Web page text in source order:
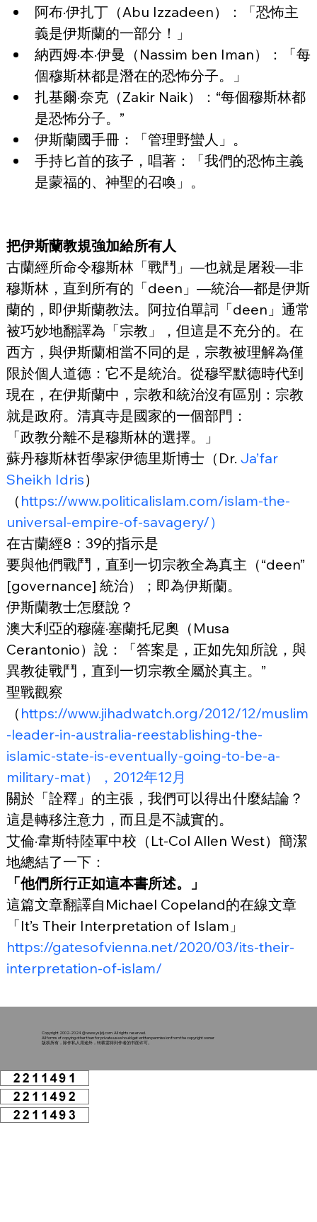
阿布·伊扎丁（Abu Izzadeen）：「恐怖主
義是伊斯蘭的一部分！」
納西姆·本·伊曼（Nassim ben Iman）：「每
個穆斯林都是潛在的恐怖分子。」
扎基爾·奈克（Zakir Naik）：“每個穆斯林都
是恐怖分子。”
伊斯蘭國手冊：「管理野蠻人」。
手持匕首的孩子，唱著：「我們的恐怖主義
是蒙福的、神聖的召喚」。
把伊斯蘭教規強加給所有人
古蘭經所命令穆斯林「戰鬥」—也就是屠殺—非
穆斯林，直到所有的「deen」—統治—都是伊斯
蘭的，即伊斯蘭教法。阿拉伯單詞「deen」通常
被巧妙地翻譯為「宗教」，但這是不充分的。在
西方，與伊斯蘭相當不同的是，宗教被理解為僅
限於個人道德：它不是統治。從穆罕默德時代到
現在，在伊斯蘭中，宗教和統治沒有區別：宗教
就是政府。清真寺是國家的一個部門：
「政教分離不是穆斯林的選擇。」
蘇丹穆斯林哲學家伊德里斯博士（Dr. Ja’far
Sheikh Idris）
（ https://www.politicalislam.com/islam-the-
universal-empire-of-savagery/）
在古蘭經8：39的指示是
要與他們戰鬥，直到一切宗教全為真主（“deen”
[governance] 統治）；即為伊斯蘭。
伊斯蘭教士怎麼說？
澳大利亞的穆薩·塞蘭托尼奧（Musa
Cerantonio）說：「答案是，正如先知所說，與
異教徒戰鬥，直到一切宗教全屬於真主。”
聖戰觀察
（ https://www.jihadwatch.org/2012/12/muslim
-leader-in-australia-reestablishing-the-
islamic-state-is-eventually-going-to-be-a-
military-mat），2012年12月
關於「詮釋」的主張，我們可以得出什麼結論？
這是轉移注意力，而且是不誠實的。
艾倫·韋斯特陸軍中校（Lt-Col Allen West）簡潔
地總結了一下：
「他們所行正如這本書所述。」
這篇文章翻譯自Michael Copeland的在線文章
「It’s Their Interpretation of Islam」
https://gatesofvienna.net/2020/03/its-their-
interpretation-of-islam/
Copyright 2002-2024 @www.ysljdj.com. All rights reserved.
All forms of copying other than for private use should get written permission from the copyright owner
版权所有，除作私人用途外，转载需得到作者的书面许可。